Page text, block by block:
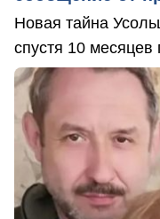
Новая тайна
спустя 10 месяцев